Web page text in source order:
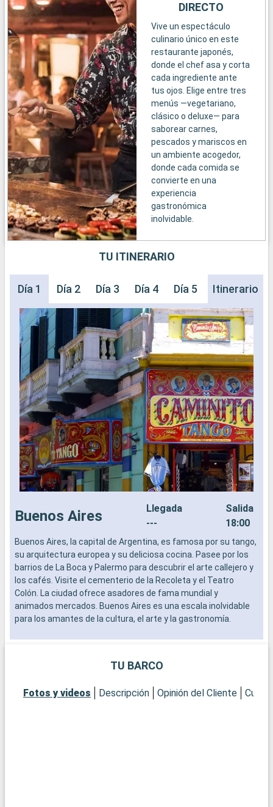
DIRECTO
Vive un espectáculo
culinario único en este
restaurante japonés,
donde el chef asa y corta
cada ingrediente ante
tus ojos. Elige entre tres
menús —vegetariano,
clásico o deluxe— para
saborear carnes,
pescados y mariscos en
un ambiente acogedor,
donde cada comida se
convierte en una
experiencia
gastronómica
inolvidable.
TU ITINERARIO
Día 1 Día 2 Día 3 Día 4 Día 5 Itinerario
Buenos Aires
Llegada
---
Salida
18:00
Buenos Aires, la capital de Argentina, es famosa por su tango,
su arquitectura europea y su deliciosa cocina. Pasee por los
barrios de La Boca y Palermo para descubrir el arte callejero y
los cafés. Visite el cementerio de la Recoleta y el Teatro
Colón. La ciudad ofrece asadores de fama mundial y
animados mercados. Buenos Aires es una escala inolvidable
para los amantes de la cultura, el arte y la gastronomía.
TU BARCO
Fotos y videos Descripción Opinión del Cliente